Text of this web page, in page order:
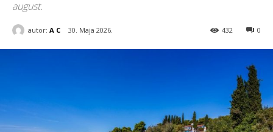
august.
autor: A C 30. Maja 2026. 0
432